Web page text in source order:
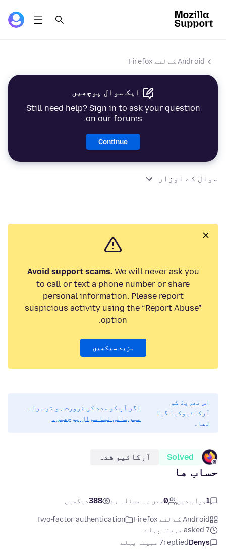
Android کے لئے Firefox
ایک سوال پوچھیں
Still need help? Sign in to ask your question
on our forums.
Continue
سوال کے اوزار
Avoid support scams.We will never ask you
to call or text a phone number or share
personal information. Please report
suspicious activity using the “Report Abuse”
option.
مزید سیکھیں
اس تھریڈ کو
آرکائیوکیا گیا
تھا۔
اگر آپ کو مدد کی ضرورت ہو تو براہ
مہربانی نیا سوال پوچھیں۔
Solved آرکائیو شدہ
حساب ها
1جواب دیں 0میں یہ مسئلہ ہے 388دیکھیں
Android کے لئے Firefox
Two-factor authentication
asked 7 مہینہ پہلے
Denys
replied7 مہینہ پہلے